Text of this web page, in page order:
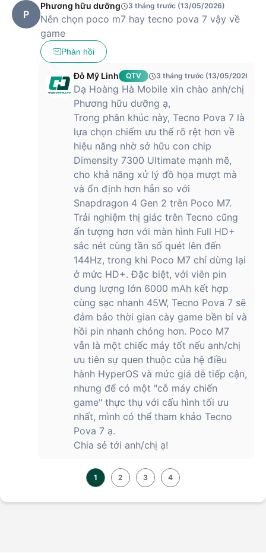
P
Phương hữu dưỡng 3 tháng trước (13/05/2026)
Nên chọn poco m7 hay tecno pova 7 vậy về
game
Phản hồi
Đỗ Mỹ Linh QTV 3 tháng trước (13/05/2026)
Dạ Hoàng Hà Mobile xin chào anh/chị
Phương hữu dưỡng ạ,
Trong phân khúc này, Tecno Pova 7 là
lựa chọn chiếm ưu thế rõ rệt hơn về
hiệu năng nhờ sở hữu con chip
Dimensity 7300 Ultimate mạnh mẽ,
cho khả năng xử lý đồ họa mượt mà
và ổn định hơn hẳn so với
Snapdragon 4 Gen 2 trên Poco M7.
Trải nghiệm thị giác trên Tecno cũng
ấn tượng hơn với màn hình Full HD+
sắc nét cùng tần số quét lên đến
144Hz, trong khi Poco M7 chỉ dừng lại
ở mức HD+. Đặc biệt, với viên pin
dung lượng lớn 6000 mAh kết hợp
cùng sạc nhanh 45W, Tecno Pova 7 sẽ
đảm bảo thời gian cày game bền bỉ và
hồi pin nhanh chóng hơn. Poco M7
vẫn là một chiếc máy tốt nếu anh/chị
ưu tiên sự quen thuộc của hệ điều
hành HyperOS và mức giá dễ tiếp cận,
nhưng để có một "cỗ máy chiến
game" thực thụ với cấu hình tối ưu
nhất, mình có thể tham khảo Tecno
Pova 7 ạ.
Chia sẻ tới anh/chị ạ!
1 2 3 4